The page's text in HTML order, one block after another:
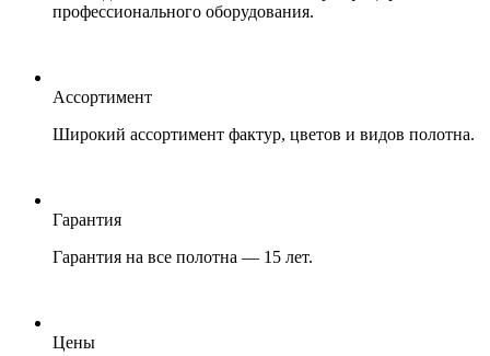
профессионального оборудования.
Ассортимент
Широкий ассортимент фактур, цветов и видов полотна.
Гарантия
Гарантия на все полотна — 15 лет.
Цены